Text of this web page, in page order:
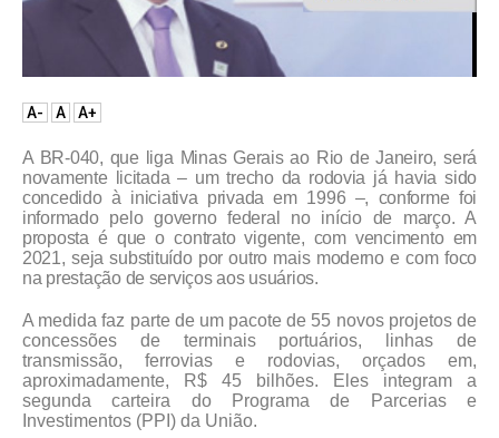
A- A A+
A BR-040, que liga Minas Gerais ao Rio de Janeiro, será
novamente licitada – um trecho da rodovia já havia sido
concedido à iniciativa privada em 1996 –, conforme foi
informado pelo governo federal no início de março. A
proposta é que o contrato vigente, com vencimento em
2021, seja substituído por outro mais moderno e com foco
na prestação de serviços aos usuários.
A medida faz parte de um pacote de 55 novos projetos de
concessões de terminais portuários, linhas de
transmissão, ferrovias e rodovias, orçados em,
aproximadamente, R$ 45 bilhões. Eles integram a
segunda carteira do Programa de Parcerias e
Investimentos (PPI) da União.